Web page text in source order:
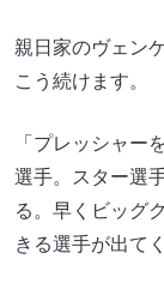
親日家のヴェン
こう続けます。
「プレッシャー
選手。スター選
る。早くビッグ
きる選手が出て